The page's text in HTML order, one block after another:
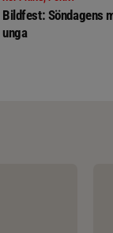
Bildfest: Söndagens
unga